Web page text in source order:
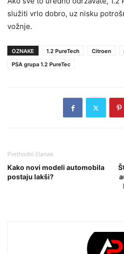
služiti vrlo dobro, uz nisku
vožnje.
OZNAKE 1.2 PureTech Citroen
PSA grupa 1.2 PureTec
Prethodni članak
Kako novi modeli automobila
postaju lakši?